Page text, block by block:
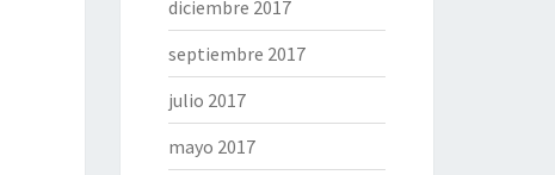
diciembre 2017
septiembre 2017
julio 2017
mayo 2017